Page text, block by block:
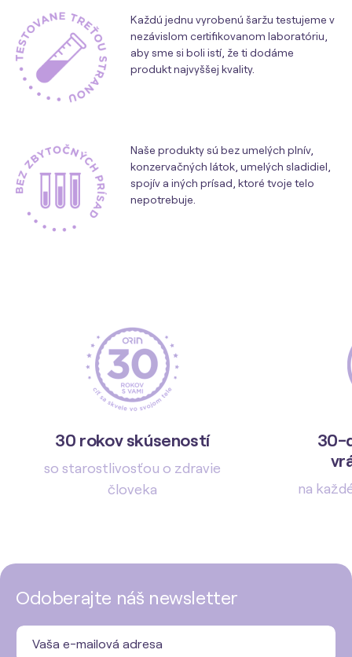
Každú jednu vyrobenú šaržu testujeme v
nezávislom certifikovanom laboratóriu,
aby sme si boli istí, že ti dodáme
produkt najvyššej kvality.
Naše produkty sú bez umelých plnív,
konzervačných látok, umelých sladidiel,
spojív a iných prísad, ktoré tvoje telo
nepotrebuje.
30 rokov skúseností
so starostlivosťou o zdravie
človeka
30-
na
Odoberajte náš newsletter